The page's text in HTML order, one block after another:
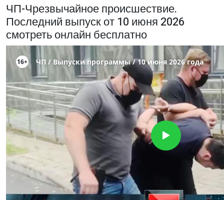
ЧП-Чрезвычайное происшествие.
Последний выпуск от 10 июня 2026
смотреть онлайн бесплатно